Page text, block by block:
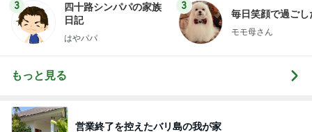
3
四十路シンパパの家族
日記
はやパパ
3
毎日笑顔で過ごし
モモ母さん
もっと見る
営業終了を控えたバリ島の我が家